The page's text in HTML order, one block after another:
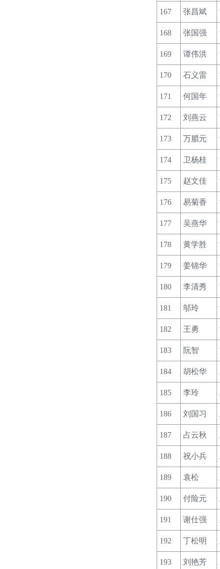
167 张昌斌
168 张国强
169 谭伟洪
170 石义雷
171 何国年
172 刘燕云
173 万腊元
174 卫杨桂
175 赵文佳
176 易菊香
177 吴燕华
178 黄学胜
179 姜锦华
180 李清秀
181 邬玲
182 王勇
183 阮智
184 胡松华
185 李玲
186 刘国习
187 占云秋
188 祝小兵
189 袁松
190 付险元
191 谢仕强
192 丁松明
193 刘艳芳